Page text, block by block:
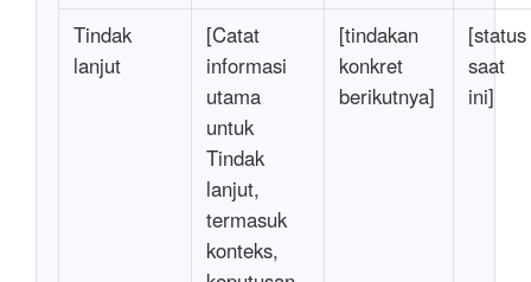
Tindak
lanjut
[Catat
informasi
utama
untuk
Tindak
lanjut,
termasuk
konteks,
[tindakan
konkret
berikutnya]
[status
saat
ini]